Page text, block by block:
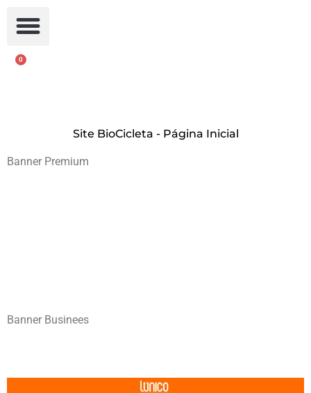
0
Site BioCicleta - Página Inicial
Banner Premium
Banner Businees